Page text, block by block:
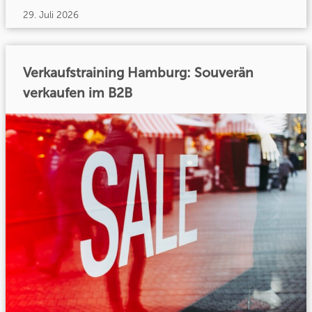
29. Juli 2026
Verkaufstraining Hamburg: Souverän
verkaufen im B2B